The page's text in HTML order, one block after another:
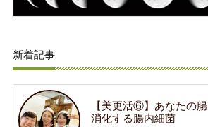
新着記事
【美更活⑥】あなたの
消化する腸内細菌